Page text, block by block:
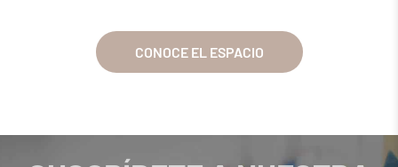
CONOCE EL ESPACIO